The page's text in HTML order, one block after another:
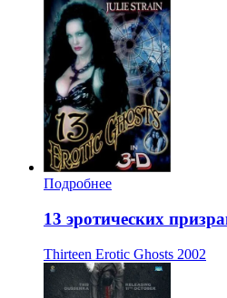
Подробнее
13 эротических
Thirteen Erotic Ghosts 2002